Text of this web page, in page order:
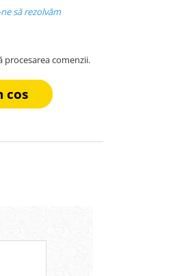
să rezolvăm
procesarea comenzii.
cos